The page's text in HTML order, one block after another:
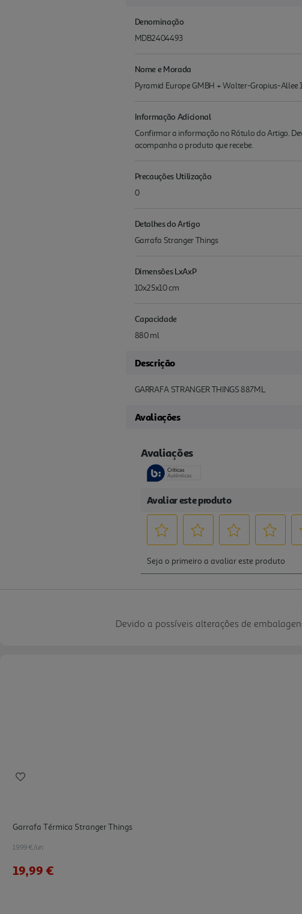
Denominação
MDB2404493
Nome e Morada
Pyramid Europe GMBH + Walter-Gropius-
Informação Adicional
Confirmar a informação no Rótulo do Artigo.
acompanha o produto que recebe.
Precauções Utilização
0
Detalhes do Artigo
Garrafa Stranger Things
Dimensões LxAxP
10x25x10 cm
Capacidade
880 ml
Descrição
GARRAFA STRANGER THINGS 887ML
Avaliações
Devido a possíveis alterações de
Garrafa Térmica Stranger Things
19.99 €/un
19,99 €